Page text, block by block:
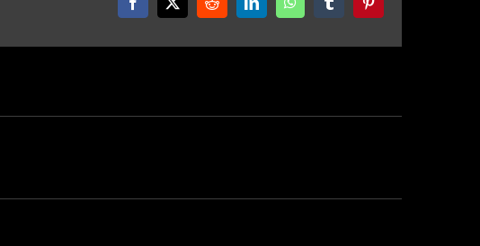
Facebook
X RedditLinkedInWhatsAppTumblrPinterest